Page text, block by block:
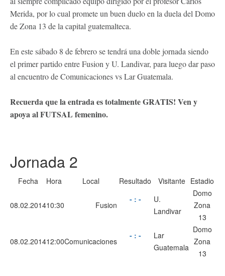
Merida, por lo cual promete un buen duelo en la duela del Domo
de Zona 13 de la capital guatemalteca.
En este sábado 8 de febrero se tendrá una doble jornada siendo
el primer partido entre Fusion y U. Landivar, para luego dar paso
al encuentro de Comunicaciones vs Lar Guatemala.
Recuerda que la entrada es totalmente GRATIS! Ven y
apoya al FUTSAL femenino.
Jornada 2
Fecha Hora Local Resultado Visitante Estadio
08.02.201410:30 Fusion
- : -
U.
Landivar
Domo
Zona
13
08.02.201412:00Comunicaciones
- : -
Lar
Guatemala
Domo
Zona
13